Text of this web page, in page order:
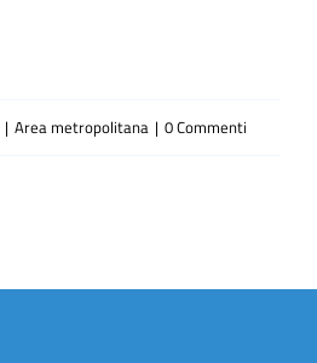
| Area metropolitana | 0 Commenti